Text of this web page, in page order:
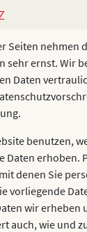
Seiten nehmen
sehr ernst. Wir
Daten
benutzen,
Daten erhoben.
denen Sie
vorliegende
wir erheben
auch, wie und